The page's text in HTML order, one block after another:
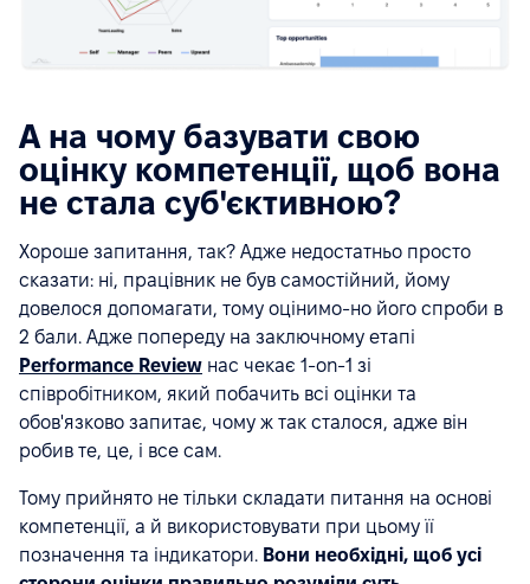
А на чому базувати свою
оцінку компетенції, щоб вона
не стала суб'єктивною?
Хороше запитання, так? Адже недостатньо просто
сказати: ні, працівник не був самостійний, йому
довелося допомагати, тому оцінимо-но його спроби в
2 бали. Адже попереду на заключному етапі
Performance Review нас чекає 1-on-1 зі
співробітником, який побачить всі оцінки та
обов'язково запитає, чому ж так сталося, адже він
робив те, це, і все сам.
Тому прийнято не тільки складати питання на основі
компетенції, а й використовувати при цьому її
позначення та індикатори. Вони необхідні, щоб усі